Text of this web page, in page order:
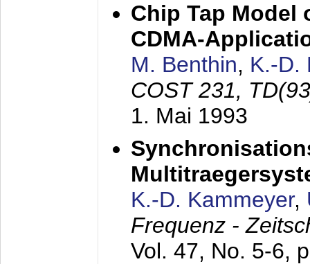
Chip Tap Model
CDMA-
M. Benthin, K.-D.
COST 231,
1. Mai 1993
K.-D. Kammeyer,
Frequenz -
Vol. 47, No. 5-6,